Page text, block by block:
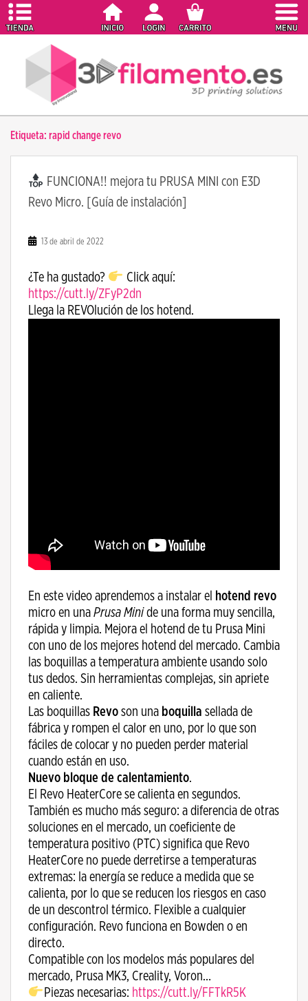
Etiqueta: rapid change revo
FUNCIONA!! mejora tu PRUSA MINI con E3D
Revo Micro. [Guía de instalación]
13 de abril de 2022
¿Te ha gustado?
Click aquí:
https://cutt.ly/ZFyP2dn
Llega la REVOlución de los hotend.
En este video aprendemos a instalar el hotend revo
micro en una Prusa Minide una forma muy sencilla,
rápida y limpia. Mejora el hotend de tu Prusa Mini
con uno de los mejores hotend del mercado. Cambia
las boquillas a temperatura ambiente usando solo
tus dedos. Sin herramientas complejas, sin apriete
en caliente.
Las boquillas Revo son una boquilla sellada de
fábrica y rompen el calor en uno, por lo que son
fáciles de colocar y no pueden perder material
cuando están en uso.
Nuevo bloque de calentamiento.
El Revo HeaterCore se calienta en segundos.
También es mucho más seguro: a diferencia de otras
soluciones en el mercado, un coeficiente de
temperatura positivo (PTC) significa que Revo
HeaterCore no puede derretirse a temperaturas
extremas: la energía se reduce a medida que se
calienta, por lo que se reducen los riesgos en caso
de un descontrol térmico. Flexible a cualquier
configuración. Revo funciona en Bowden o en
directo.
Compatible con los modelos más populares del
mercado, Prusa MK3, Creality, Voron…
Piezas necesarias: https://cutt.ly/FFTkR5K